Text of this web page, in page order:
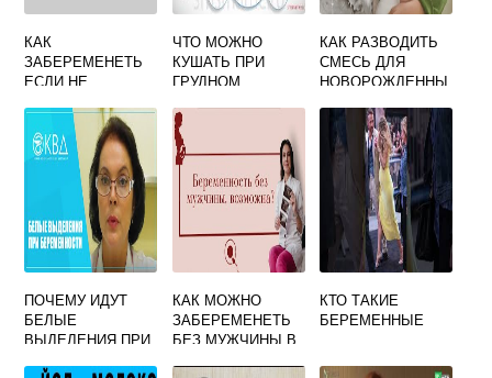
КАК
ЗАБЕРЕМЕНЕТЬ
ЕСЛИ НЕ
ДОЛГОЕ ВРЕМЯ
ФОРУМ
ЧТО МОЖНО
КУШАТЬ ПРИ
ГРУДНОМ
В 8 МЕСЯЦЕВ
РЕБЕНКУ
КАК РАЗВОДИТЬ
СМЕСЬ ДЛЯ
НОВОРОЖДЕННЫ
ПОЧЕМУ ИДУТ
БЕЛЫЕ
ВЫДЕЛЕНИЯ ПРИ
КАК МОЖНО
ЗАБЕРЕМЕНЕТЬ
БЕЗ МУЖЧИНЫ В
КТО ТАКИЕ
БЕРЕМЕННЫЕ